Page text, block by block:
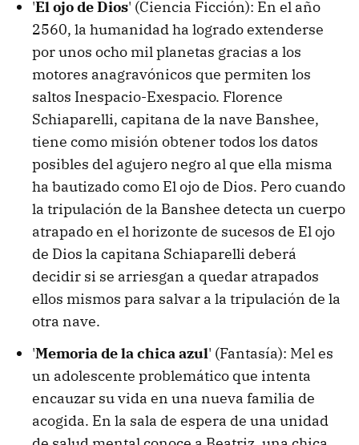
'El ojo de Dios' (Ciencia Ficción): En el año
2560, la humanidad ha logrado extenderse
por unos ocho mil planetas gracias a los
motores anagravónicos que permiten los
saltos Inespacio-Exespacio. Florence
Schiaparelli, capitana de la nave Banshee,
tiene como misión obtener todos los datos
posibles del agujero negro al que ella misma
ha bautizado como El ojo de Dios. Pero cuando
la tripulación de la Banshee detecta un cuerpo
atrapado en el horizonte de sucesos de El ojo
de Dios la capitana Schiaparelli deberá
decidir si se arriesgan a quedar atrapados
ellos mismos para salvar a la tripulación de la
otra nave.
'Memoria de la chica azul' (Fantasía): Mel es
un adolescente problemático que intenta
encauzar su vida en una nueva familia de
acogida. En la sala de espera de una unidad